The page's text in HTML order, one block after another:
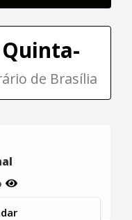
de Brasília